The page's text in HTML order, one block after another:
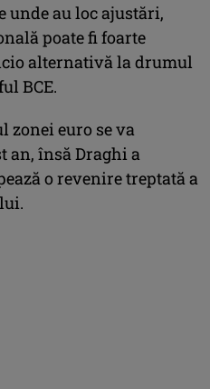
unde au loc ajustări,
poate fi foarte
alternativă la drumul
BCE.
zonei euro se va
an, însă Draghi a
o revenire treptată a